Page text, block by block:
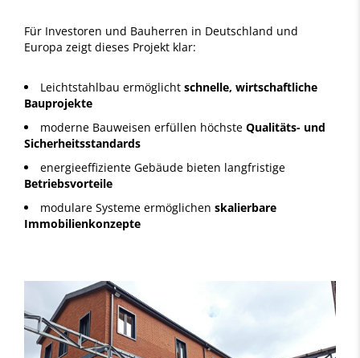
Für Investoren und Bauherren in Deutschland und
Europa zeigt dieses Projekt klar:
Leichtstahlbau ermöglicht schnelle, wirtschaftliche
Bauprojekte
moderne Bauweisen erfüllen höchste Qualitäts- und
Sicherheitsstandards
energieeffiziente Gebäude bieten langfristige
Betriebsvorteile
modulare Systeme ermöglichen skalierbare
Immobilienkonzepte